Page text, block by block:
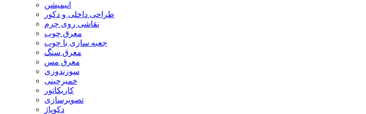
انیمیشن
طراحی داخلی و دکور
نقاشی روی چرم
معرق چوب
جعبه سازی با چوب
معرق سنگ
معرق مس
سوزندوزی
خمیرچینی
کاریکاتور
تصویرسازی
دکوپاژ